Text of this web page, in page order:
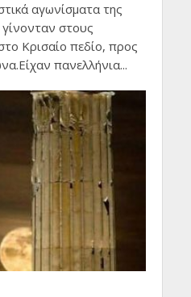
αγωνίσματα της
στους
Κρισαίο πεδίο, προς
πανελλήνια...